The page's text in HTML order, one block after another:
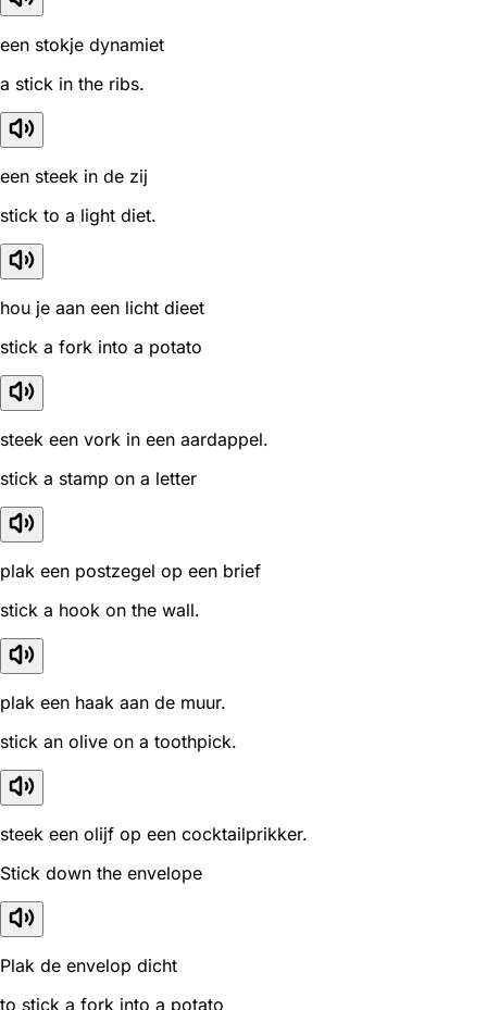
een stokje dynamiet
a stick in the ribs.
een steek in de zij
stick to a light diet.
hou je aan een licht dieet
stick a fork into a potato
steek een vork in een aardappel.
stick a stamp on a letter
plak een postzegel op een brief
stick a hook on the wall.
plak een haak aan de muur.
stick an olive on a toothpick.
steek een olijf op een cocktailprikker.
Stick down the envelope
Plak de envelop dicht
to stick a fork into a potato